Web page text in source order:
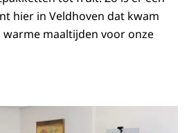
hier in Veldhoven dat kwam
maaltijden voor onze